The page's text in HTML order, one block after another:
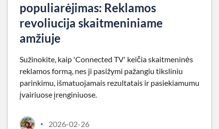
populiarėjimas: Reklamos
revoliucija skaitmeniniame
amžiuje
Sužinokite, kaip 'Connected TV' keičia skaitmeninės
reklamos formą, nes ji pasižymi pažangiu tiksliniu
parinkimu, išmatuojamais rezultatais ir pasiekiamumu
įvairiuose įrenginiuose.
• 2026-02-26